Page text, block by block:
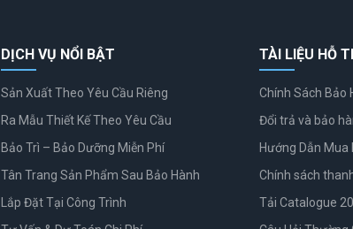
DỊCH VỤ NỔI BẬT
Sản Xuất Theo Yêu Cầu Riêng
Ra Mẫu Thiết Kế Theo Yêu Cầu
Bảo Trì – Bảo Dưỡng Miễn Phí
Tân Trang Sản Phẩm Sau Bảo Hành
Lắp Đặt Tại Công Trình
TÀI LIỆU HỖ
Chính Sách Bảo
Đổi trả và bảo
Hướng Dẫn Mua
Chính sách
Tải Catalogue